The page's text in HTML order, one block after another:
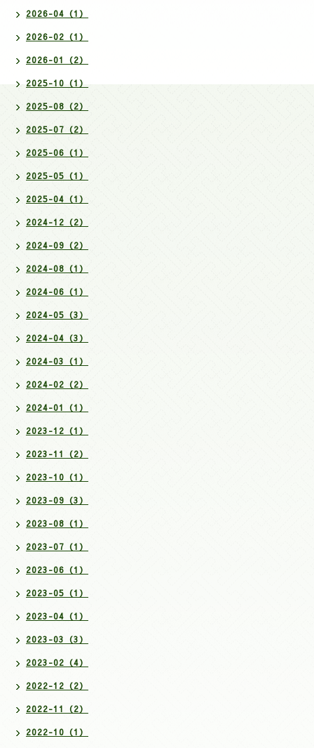
2026-04（1）
2026-02（1）
2026-01（2）
2025-10（1）
2025-08（2）
2025-07（2）
2025-06（1）
2025-05（1）
2025-04（1）
2024-12（2）
2024-09（2）
2024-08（1）
2024-06（1）
2024-05（3）
2024-04（3）
2024-03（1）
2024-02（2）
2024-01（1）
2023-12（1）
2023-11（2）
2023-10（1）
2023-09（3）
2023-08（1）
2023-07（1）
2023-06（1）
2023-05（1）
2023-04（1）
2023-03（3）
2023-02（4）
2022-12（2）
2022-11（2）
2022-10（1）